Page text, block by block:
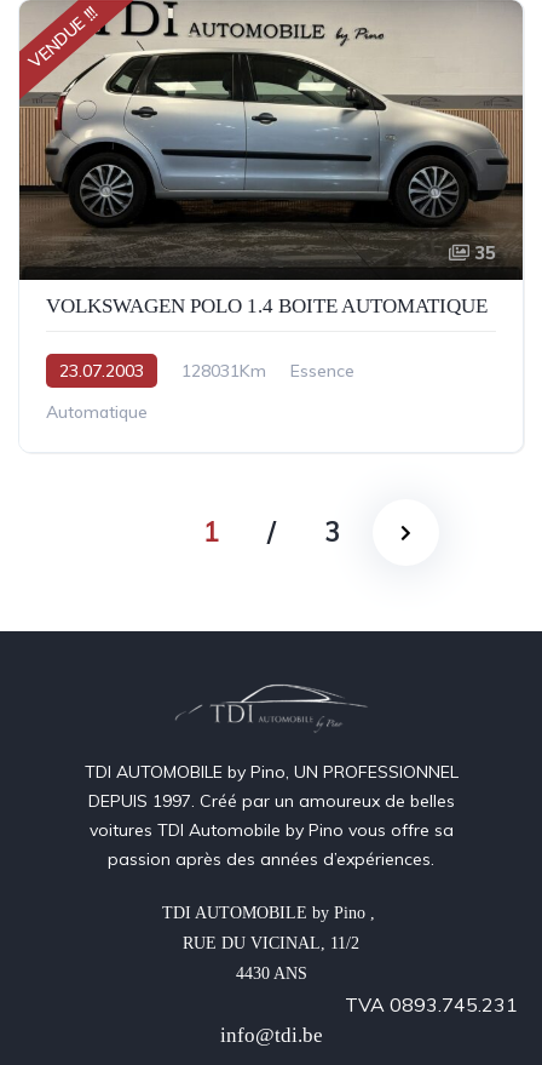
VENDUE !!!
35
VOLKSWAGEN POLO 1.4 BOITE AUTOMATIQUE
23.07.2003 128031Km
Essence
Automatique
1 / 3
TDI AUTOMOBILE by Pino, UN PROFESSIONNEL
DEPUIS 1997. Créé par un amoureux de belles
voitures TDI Automobile by Pino vous offre sa
passion après des années d’expériences.
TDI AUTOMOBILE by Pino ,
RUE DU VICINAL, 11/2
4430 ANS
TVA 0893.745.231
info@tdi.be